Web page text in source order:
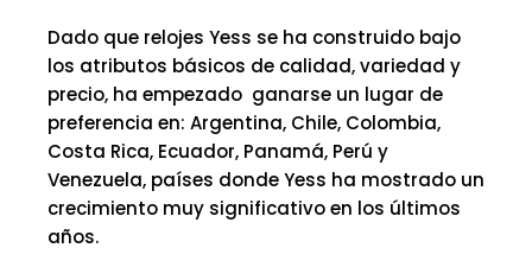
Dado que relojes Yess se ha construido bajo
los atributos básicos de calidad, variedad y
precio, ha empezado ganarse un lugar de
preferencia en: Argentina, Chile, Colombia,
Costa Rica, Ecuador, Panamá, Perú y
Venezuela, países donde Yess ha mostrado un
crecimiento muy significativo en los últimos
años.